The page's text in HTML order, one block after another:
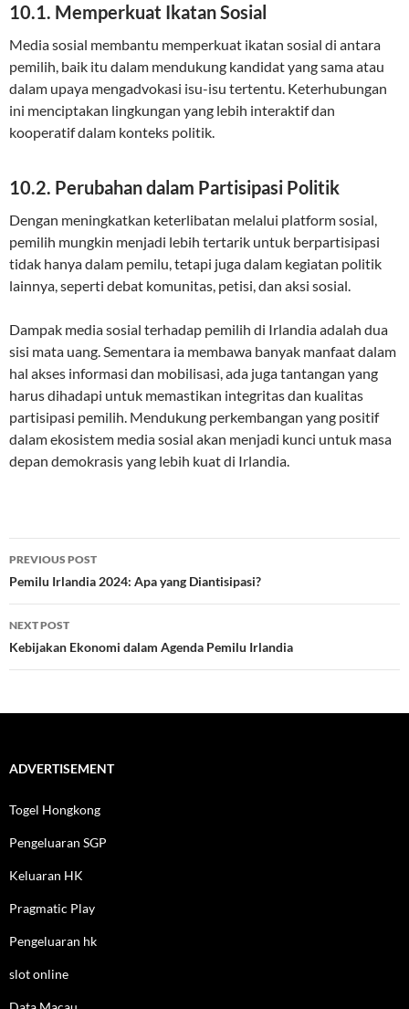
10.1. Memperkuat Ikatan Sosial
Media sosial membantu memperkuat ikatan sosial di antara
pemilih, baik itu dalam mendukung kandidat yang sama atau
dalam upaya mengadvokasi isu-isu tertentu. Keterhubungan
ini menciptakan lingkungan yang lebih interaktif dan
kooperatif dalam konteks politik.
10.2. Perubahan dalam Partisipasi Politik
Dengan meningkatkan keterlibatan melalui platform sosial,
pemilih mungkin menjadi lebih tertarik untuk berpartisipasi
tidak hanya dalam pemilu, tetapi juga dalam kegiatan politik
lainnya, seperti debat komunitas, petisi, dan aksi sosial.
Dampak media sosial terhadap pemilih di Irlandia adalah dua
sisi mata uang. Sementara ia membawa banyak manfaat dalam
hal akses informasi dan mobilisasi, ada juga tantangan yang
harus dihadapi untuk memastikan integritas dan kualitas
partisipasi pemilih. Mendukung perkembangan yang positif
dalam ekosistem media sosial akan menjadi kunci untuk masa
depan demokrasis yang lebih kuat di Irlandia.
Post
navigation
PREVIOUS POST
Pemilu Irlandia 2024: Apa yang Diantisipasi?
NEXT POST
Kebijakan Ekonomi dalam Agenda Pemilu Irlandia
ADVERTISEMENT
Togel Hongkong
Pengeluaran SGP
Keluaran HK
Pragmatic Play
Pengeluaran hk
slot online